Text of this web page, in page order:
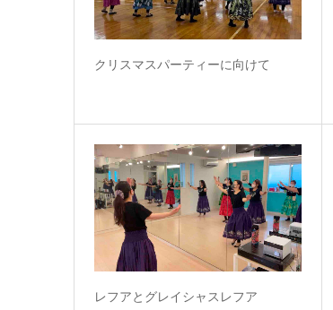
クリスマスパーティーに向けて
レフアとグレイシャスレフア